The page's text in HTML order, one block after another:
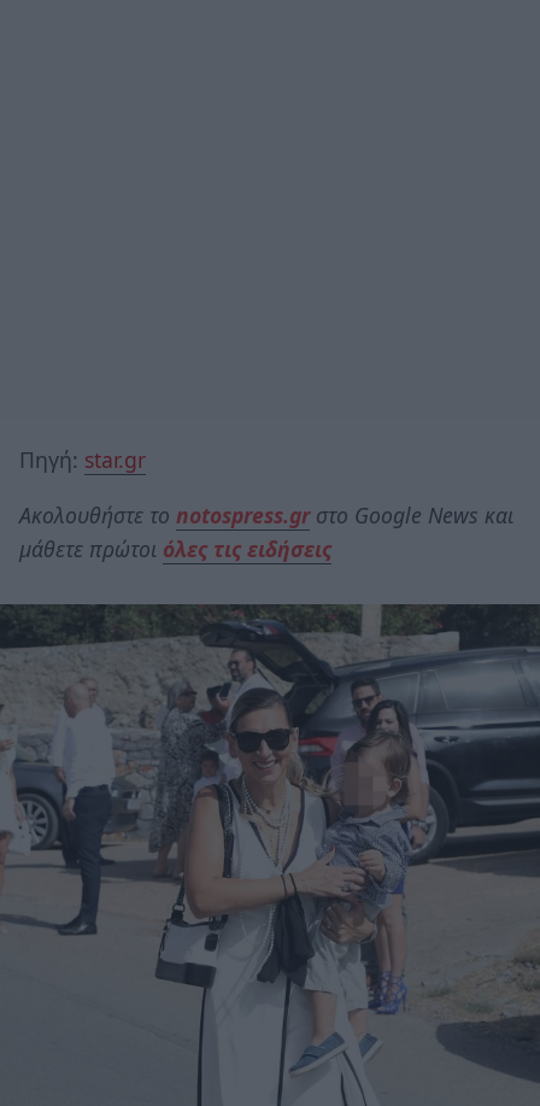
Πηγή: star.gr
Ακολουθήστε το notospress.gr στο Google News και
μάθετε πρώτοι όλες τις ειδήσεις